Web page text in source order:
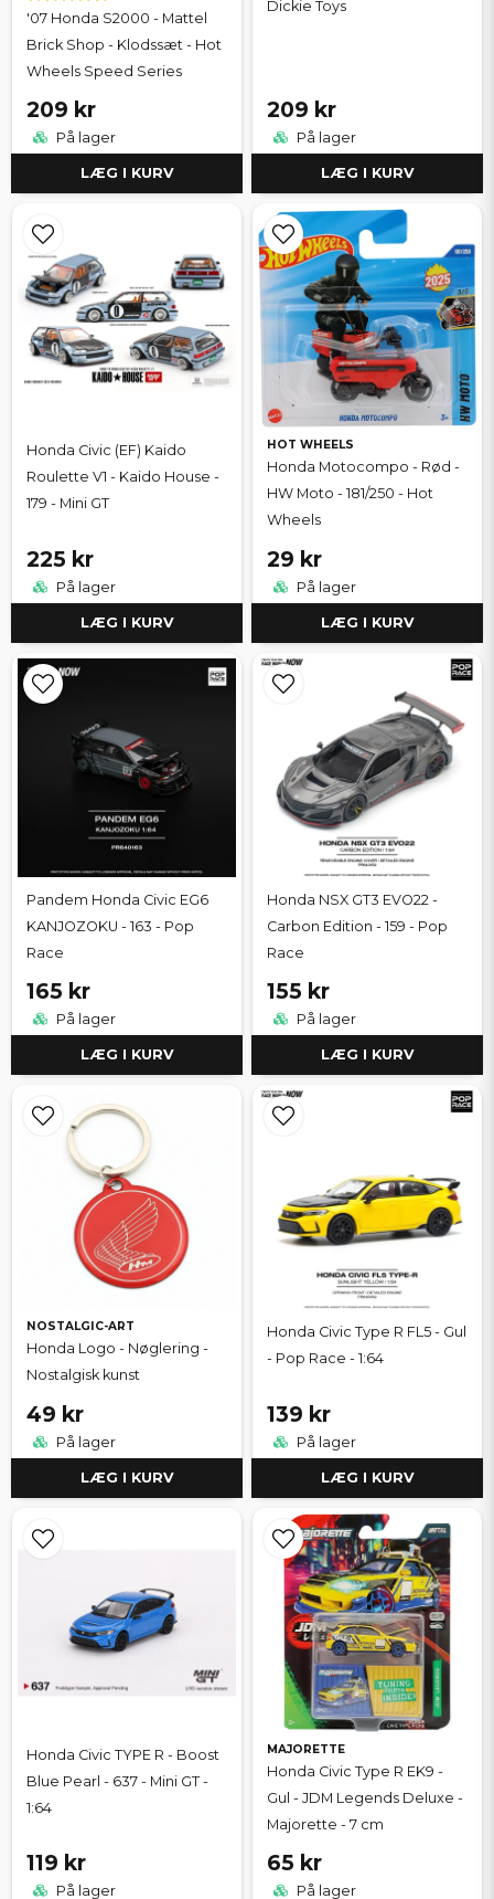
'07 Honda S2000 - Mattel
Brick Shop - Klodssæt - Hot
Wheels Speed Series
209 kr
På lager
LÆG I KURV
Dickie Toys
209 kr
På lager
LÆG I KURV
Honda Civic (EF) Kaido
Roulette V1 - Kaido House -
179 - Mini GT
225 kr
På lager
LÆG I KURV
HOT WHEELS
Honda Motocompo - Rød -
HW Moto - 181/250 - Hot
Wheels
29 kr
På lager
LÆG I KURV
Pandem Honda Civic EG6
KANJOZOKU - 163 - Pop
Race
165 kr
På lager
LÆG I KURV
Honda NSX GT3 EVO22 -
Carbon Edition - 159 - Pop
Race
155 kr
På lager
LÆG I KURV
NOSTALGIC-ART
Honda Logo - Nøglering -
Nostalgisk kunst
49 kr
På lager
LÆG I KURV
Honda Civic Type R FL5 - Gul
- Pop Race - 1:64
139 kr
På lager
LÆG I KURV
Honda Civic TYPE R - Boost
Blue Pearl - 637 - Mini GT -
1:64
119 kr
På lager
MAJORETTE
Honda Civic Type R EK9 -
Gul - JDM Legends Deluxe -
Majorette - 7 cm
65 kr
På lager